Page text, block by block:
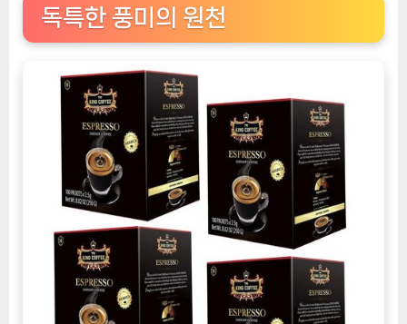
맛
킹
독특한 풍미의 원천